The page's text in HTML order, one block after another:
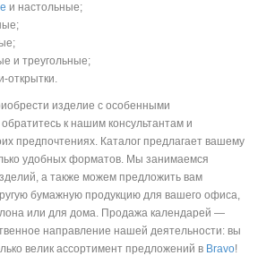
и настольные;
и треугольные;
открытки.
изделие с особенными
к нашим консультантам и
предпочтениях. Каталог предлагает вашему
удобных форматов. Мы занимаемся
а также можем предложить вам
бумажную продукцию для вашего офиса,
или для дома. Продажа календарей —
направление нашей деятельности: вы
велик ассортимент предложений в Bravo!